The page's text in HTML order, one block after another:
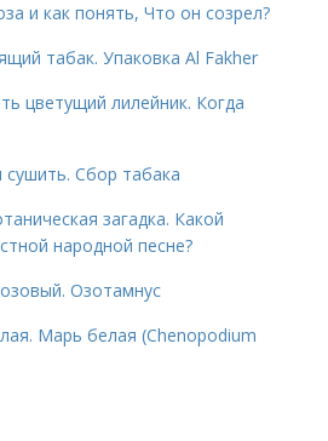
и как понять, Что он созрел?
табак. Упаковка Al Fakher
цветущий лилейник. Когда
сушить. Сбор табака
загадка. Какой
народной песне?
Озотамнус
Марь белая (Chenopodium